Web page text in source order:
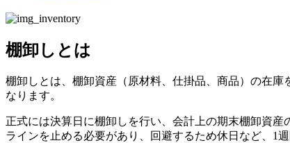
棚卸しとは
棚卸しとは、棚卸資産（原材料、仕掛品、商品）の在
なります。
正式には決算日に棚卸しを行い、会計上の期末棚卸資
ラインを止める必要があり、回避するため休日など、1